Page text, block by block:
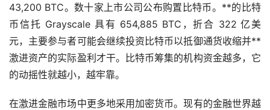
43,200 BTC。数十家上市公司公布购置比特币。**的比特
币信托 Grayscale 具有 654,885 BTC，折合 322 亿美
元，主要参与者可能会继续投资比特币以抵御通货收缩并**
激进资产的实际盈利才干。比特币筹集的机构资金越多，它
的动摇性就越小，越牢靠。
在激进金融市场中更多地采用加密货币。现有的金融世界越